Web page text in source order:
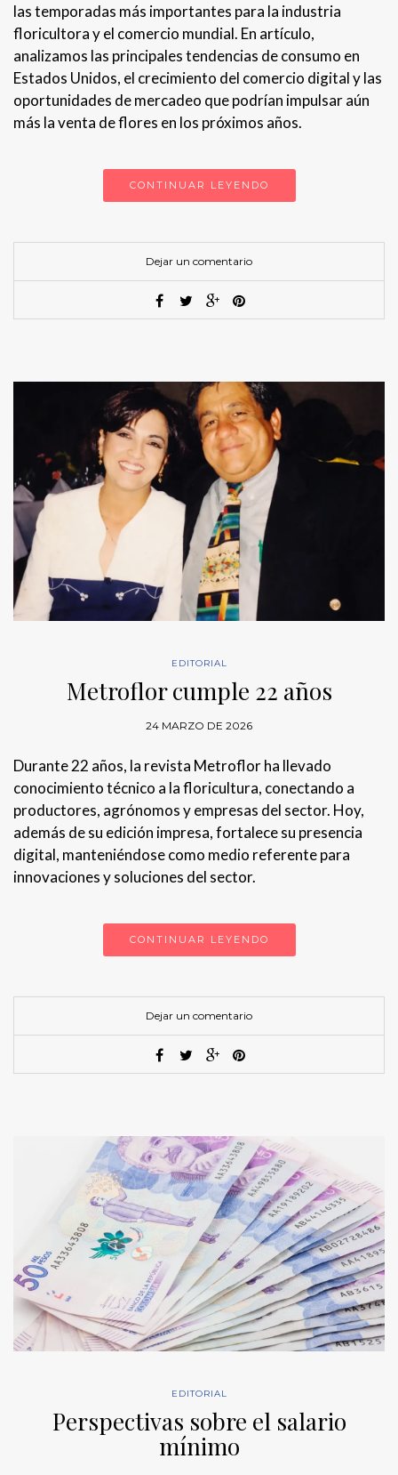
las temporadas más importantes para la industria
floricultora y el comercio mundial. En artículo,
analizamos las principales tendencias de consumo en
Estados Unidos, el crecimiento del comercio digital y las
oportunidades de mercadeo que podrían impulsar aún
más la venta de flores en los próximos años.
CONTINUAR LEYENDO
Dejar un comentario
EDITORIAL
Metroflor cumple 22 años
24 MARZO DE 2026
Durante 22 años, la revista Metroflor ha llevado
conocimiento técnico a la floricultura, conectando a
productores, agrónomos y empresas del sector. Hoy,
además de su edición impresa, fortalece su presencia
digital, manteniéndose como medio referente para
innovaciones y soluciones del sector.
CONTINUAR LEYENDO
Dejar un comentario
EDITORIAL
Perspectivas sobre el salario
mínimo